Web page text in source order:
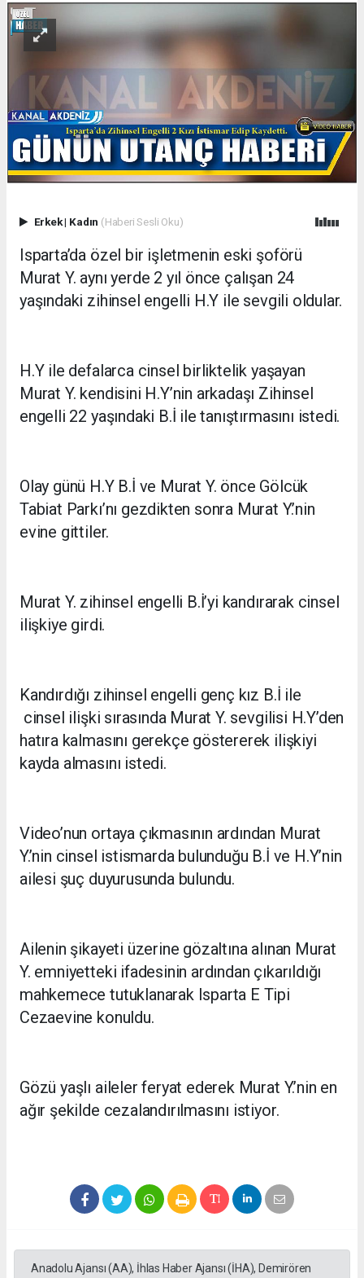
Erkek| Kadın (Haberi Sesli Oku)
Isparta’da özel bir işletmenin eski şoförü
Murat Y. aynı yerde 2 yıl önce çalışan 24
yaşındaki zihinsel engelli H.Y ile sevgili oldular.
H.Y ile defalarca cinsel birliktelik yaşayan
Murat Y. kendisini H.Y’nin arkadaşı Zihinsel
engelli 22 yaşındaki B.İ ile tanıştırmasını istedi.
Olay günü H.Y B.İ ve Murat Y. önce Gölcük
Tabiat Parkı’nı gezdikten sonra Murat Y.’nin
evine gittiler.
Murat Y. zihinsel engelli B.İ’yi kandırarak cinsel
ilişkiye girdi.
Kandırdığı zihinsel engelli genç kız B.İ ile
cinsel ilişki sırasında Murat Y. sevgilisi H.Y’den
hatıra kalmasını gerekçe göstererek ilişkiyi
kayda almasını istedi.
Video’nun ortaya çıkmasının ardından Murat
Y.’nin cinsel istismarda bulunduğu B.İ ve H.Y’nin
ailesi şuç duyurusunda bulundu.
Ailenin şikayeti üzerine gözaltına alınan Murat
Y. emniyetteki ifadesinin ardından çıkarıldığı
mahkemece tutuklanarak Isparta E Tipi
Cezaevine konuldu.
Gözü yaşlı aileler feryat ederek Murat Y.’nin en
ağır şekilde cezalandırılmasını istiyor.
Anadolu Ajansı (AA), İhlas Haber Ajansı (İHA), Demirören